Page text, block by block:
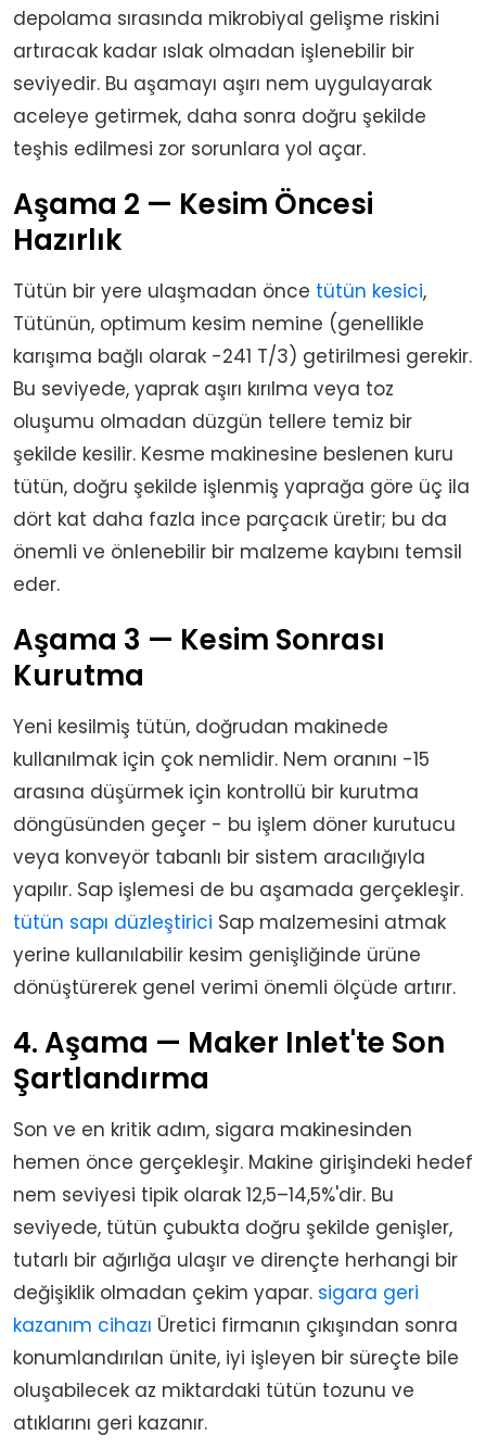
depolama sırasında mikrobiyal gelişme riskini
artıracak kadar ıslak olmadan işlenebilir bir
seviyedir. Bu aşamayı aşırı nem uygulayarak
aceleye getirmek, daha sonra doğru şekilde
teşhis edilmesi zor sorunlara yol açar.
Aşama 2 — Kesim Öncesi
Hazırlık
Tütün bir yere ulaşmadan önce tütün kesici,
Tütünün, optimum kesim nemine (genellikle
karışıma bağlı olarak -241 T/3) getirilmesi gerekir.
Bu seviyede, yaprak aşırı kırılma veya toz
oluşumu olmadan düzgün tellere temiz bir
şekilde kesilir. Kesme makinesine beslenen kuru
tütün, doğru şekilde işlenmiş yaprağa göre üç ila
dört kat daha fazla ince parçacık üretir; bu da
önemli ve önlenebilir bir malzeme kaybını temsil
eder.
Aşama 3 — Kesim Sonrası
Kurutma
Yeni kesilmiş tütün, doğrudan makinede
kullanılmak için çok nemlidir. Nem oranını -15
arasına düşürmek için kontrollü bir kurutma
döngüsünden geçer - bu işlem döner kurutucu
veya konveyör tabanlı bir sistem aracılığıyla
yapılır. Sap işlemesi de bu aşamada gerçekleşir.
tütün sapı düzleştirici Sap malzemesini atmak
yerine kullanılabilir kesim genişliğinde ürüne
dönüştürerek genel verimi önemli ölçüde artırır.
4. Aşama — Maker Inlet'te Son
Şartlandırma
Son ve en kritik adım, sigara makinesinden
hemen önce gerçekleşir. Makine girişindeki hedef
nem seviyesi tipik olarak 12,5–14,5%'dir. Bu
seviyede, tütün çubukta doğru şekilde genişler,
tutarlı bir ağırlığa ulaşır ve dirençte herhangi bir
değişiklik olmadan çekim yapar. sigara geri
kazanım cihazı Üretici firmanın çıkışından sonra
konumlandırılan ünite, iyi işleyen bir süreçte bile
oluşabilecek az miktardaki tütün tozunu ve
atıklarını geri kazanır.